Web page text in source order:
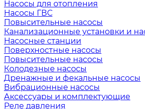
Насосы для отопления
Насосы ГВС
Повысительные насосы
Канализационные установки и
Насосные станции
Поверхностные насосы
Повысительные насосы
Колодезные насосы
Дренажные и фекальные насосы
Вибрационные насосы
Аксессуары и комплектующие
Реле давления